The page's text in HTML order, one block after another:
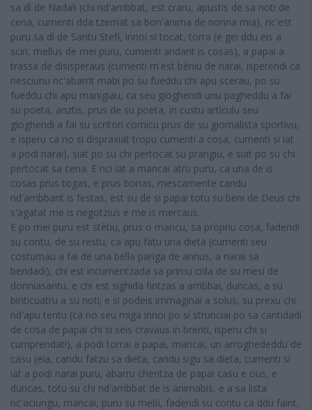
sa dì de Nadali (chi nd'arribbat, est craru, apustis de sa noti de
cena, cumenti dda tzerriat sa bon'anima de nonna mia), nc'est
puru sa dì de Santu Stefi, innoi si tocat, torra (e gei ddu eis a
sciri, mellus de mei puru, cumenti andant is cosas), a papai a
trassa de disisperaus (cumenti m'est bèniu de narai, isperendi ca
nesciunu nc'abarrit mabi po su fueddu chi apu scerau, po su
fueddu chi apu manigiau, ca seu gioghendi unu pagheddu a fai
su poeta, anztis, prus de su poeta, in custu artìculu seu
gioghendi a fai su scritori comicu prus de su giornalista sportivu,
e isperu ca no si dispraxiat tropu cumenti a cosa, cumenti si iat
a podi narai), siat po su chi pertocat su prangiu, e siat po su chi
pertocat sa cena. E nci iat a mancai atru puru, ca una de is
cosas prus togas, e prus bonas, mescamente candu
nd'arribbant is festas, est su de si papai totu su beni de Deus chi
s'agatat me is negotzius e me is mercaus.
E po mei puru est stètiu, prus o mancu, sa pròpriu cosa, fadendi
su contu, de su restu, ca apu fatu una dieta (cumenti seu
costumau a fai de una bella pariga de annus, a narai sa
beridadi), chi est incumentzada sa primu cida de su mesi de
donniasantu, e chi est sighida fintzas a arribbai, duncas, a su
binticuatru a su noti; e si podeis immaginai a solus, su prexu chi
nd'apu tentu (ca no seu miga innoi po si strunciai po sa cantidadi
de cosa de papai chi si seis cravaus in brenti, isperu chi si
cumprendat!), a podi torrai a papai, mancai, un arroghededdu de
casu (eia, candu fatzu sa dieta, candu sigu sa dieta, cumenti si
iat a podi narai puru, abarru chentza de papai casu e ous, e
duncas, totu su chi nd'arribbat de is animabis, e a sa lista
nc'aciungu, mancai, puru su mebi, fadendi su contu ca ddu faint,